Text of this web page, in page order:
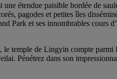
étendue paisible bordée de
pagodes et petites îles
Park et ses innombrables cours
le temple de Lingyin compte
Pénétrez dans son